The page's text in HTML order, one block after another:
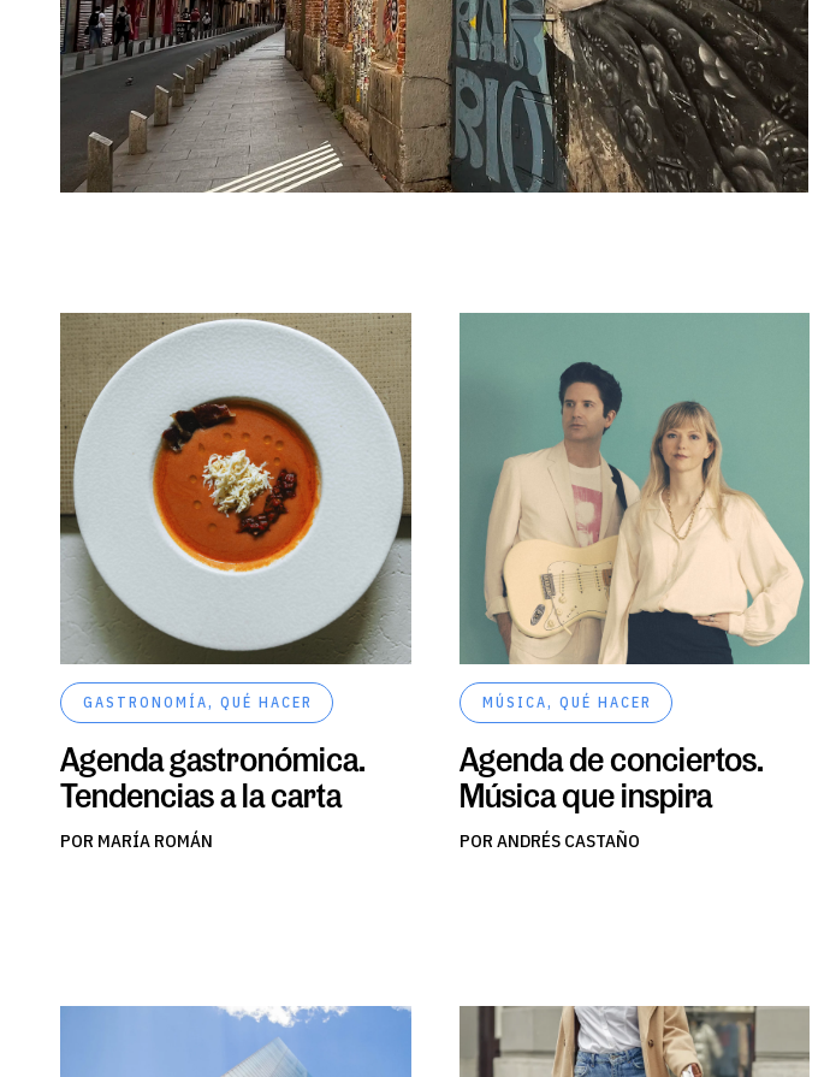
GASTRONOMÍA, QUÉ HACER
Agenda gastronómica.
Tendencias a la carta
POR MARÍA ROMÁN
MÚSICA, QUÉ HACER
Agenda de conciertos.
Música que inspira
POR ANDRÉS CASTAÑO